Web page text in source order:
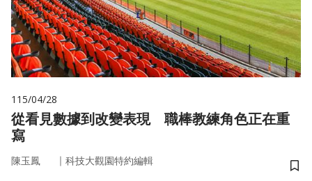
115/04/28
從看見數據到改變表現 職棒教練角色正在重
寫
陳玉鳳 ｜ 科技大觀園特約編輯
儲